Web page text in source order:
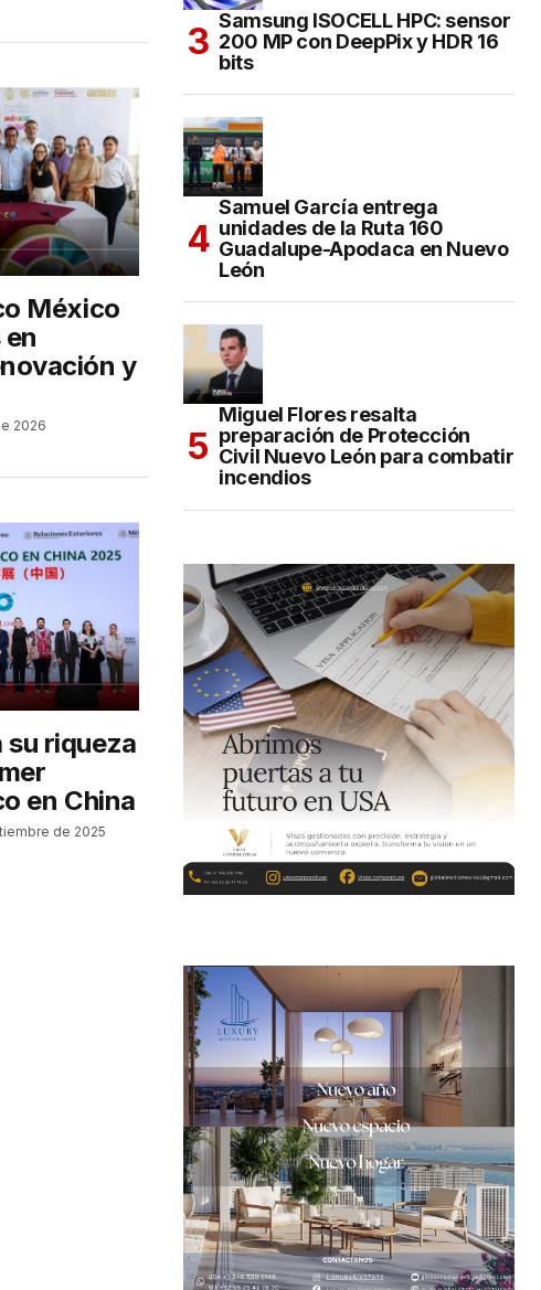
México
y
2026
riqueza
en China
de 2025
Samsung ISOCELL HPC: sensor
200 MP con DeepPix y HDR 16
bits
Samuel García entrega
unidades de la Ruta 160
Guadalupe-Apodaca en Nuevo
León
Miguel Flores resalta
preparación de Protección
Civil Nuevo León para combatir
incendios